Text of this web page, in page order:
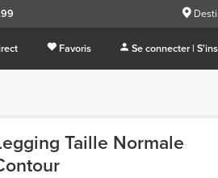
Favoris Se connecter |
Taille Normale